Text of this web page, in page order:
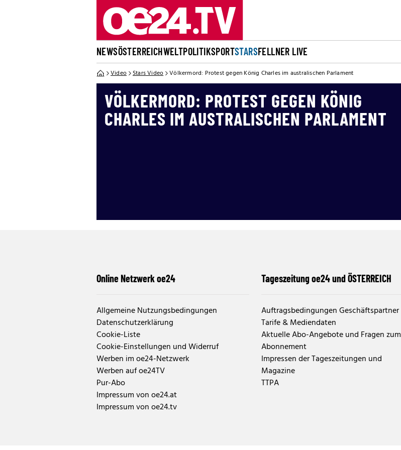
NEWSÖSTERREICHWELTPOLITIKSPORTSTARSFELLNER LIVE
Video Stars Video Völkermord: Protest gegen König Charles im australischen Parlament
VÖLKERMORD: PROTEST GEGEN KÖNIG
CHARLES IM AUSTRALISCHEN PARLAMENT
Online Netzwerk oe24
Allgemeine Nutzungsbedingungen
Datenschutzerklärung
Cookie-Liste
Cookie-Einstellungen und Widerruf
Werben im oe24-Netzwerk
Werben auf oe24TV
Pur-Abo
Impressum von oe24.at
Impressum von oe24.tv
Tageszeitung oe24 und ÖSTERREICH
Auftragsbedingungen Geschäftspartner
Tarife & Mediendaten
Aktuelle Abo-Angebote und Fragen zum
Abonnement
Impressen der Tageszeitungen und
Magazine
TTPA